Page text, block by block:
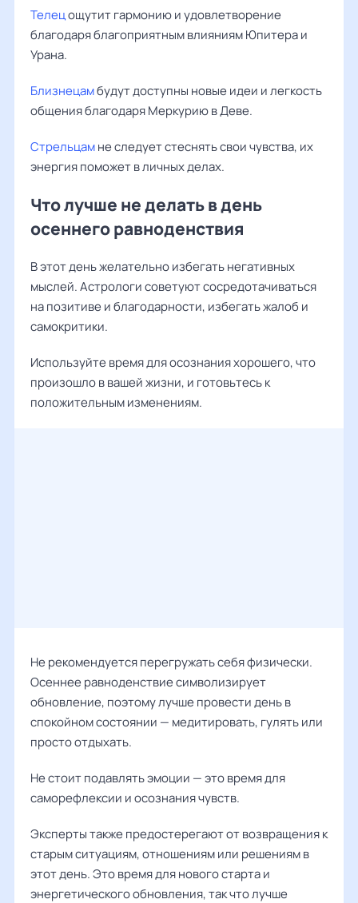
Телецощутит гармонию и удовлетворение
благодаря благоприятным влияниям Юпитера и
Урана.
Близнецамбудут доступны новые идеи и легкость
общения благодаря Меркурию в Деве.
Стрельцамне следует стеснять свои чувства, их
энергия поможет в личных делах.
Что лучше не делать в день
осеннего равноденствия
В этот день желательно избегать негативных
мыслей. Астрологи советуют сосредотачиваться
на позитиве и благодарности, избегать жалоб и
самокритики.
Используйте время для осознания хорошего, что
произошло в вашей жизни, и готовьтесь к
положительным изменениям.
Не рекомендуется перегружать себя физически.
Осеннее равноденствие символизирует
обновление, поэтому лучше провести день в
спокойном состоянии — медитировать, гулять или
просто отдыхать.
Не стоит подавлять эмоции — это время для
саморефлексии и осознания чувств.
Эксперты также предостерегают от возвращения к
старым ситуациям, отношениям или решениям в
этот день. Это время для нового старта и
энергетического обновления, так что лучше